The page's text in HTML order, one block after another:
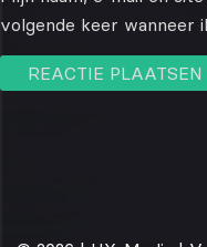
volgende keer wanneer